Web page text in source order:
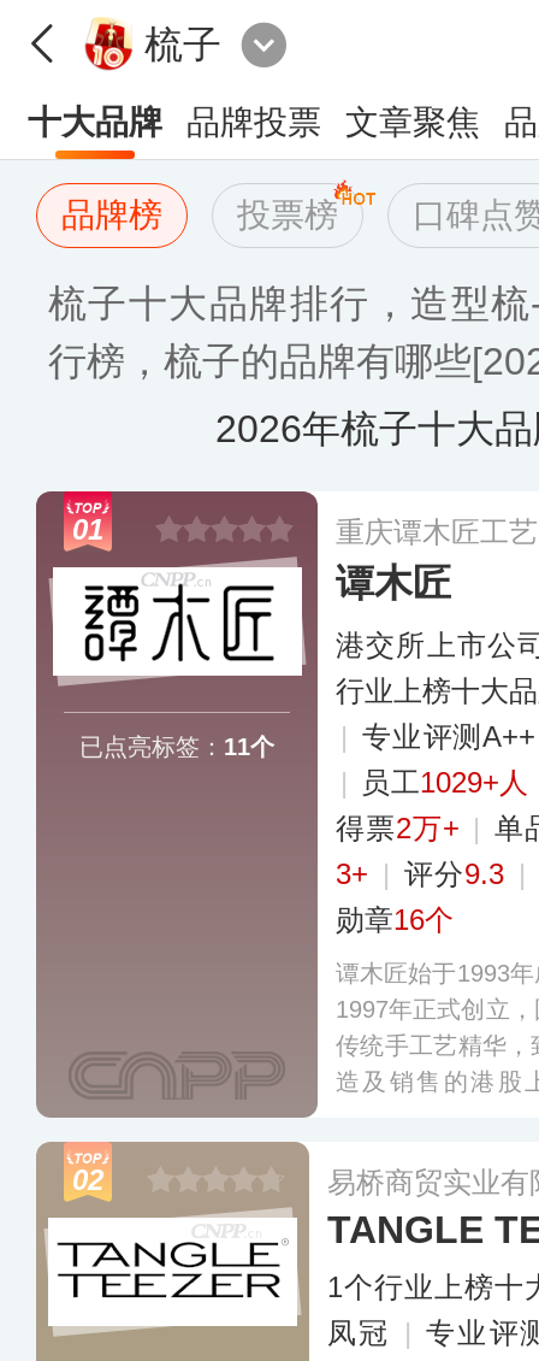
梳子
十大品牌 品牌投票 文章聚焦
品牌榜 投票榜 口碑点
梳子十大品牌排行，造型
行榜，梳子的品牌有哪些
2026年梳子十大
01
已点亮标签： 11个
重庆谭木匠工
谭木匠
港交所上市公
行业上榜十大
| 专业​评测
|
员工1029+人
得票2万+ | 单
3+ | 评分9.3 |
勋章16个
谭木匠始于1993
1997年正式创立
传统手工艺精华
造及销售的港股
业标准制订单位
拥有超千家连锁
02 易桥商贸实业有
TANGLE
1个行业上榜十
凤冠 | 专业​评